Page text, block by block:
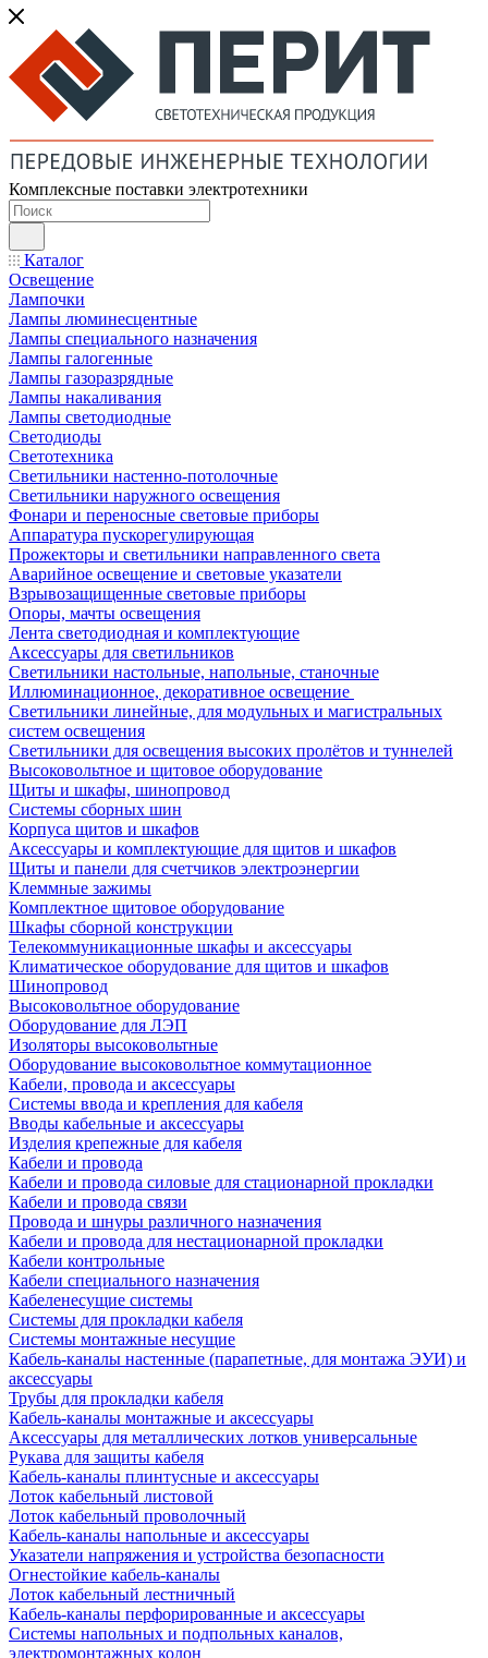
Комплексные поставки электротехники
Каталог
Освещение
Лампочки
Лампы люминесцентные
Лампы специального назначения
Лампы галогенные
Лампы газоразрядные
Лампы накаливания
Лампы светодиодные
Светодиоды
Светотехника
Светильники настенно-потолочные
Светильники наружного освещения
Фонари и переносные световые приборы
Аппаратура пускорегулирующая
Прожекторы и светильники направленного света
Аварийное освещение и световые указатели
Взрывозащищенные световые приборы
Опоры, мачты освещения
Лента светодиодная и комплектующие
Аксессуары для светильников
Светильники настольные, напольные, станочные
Иллюминационное, декоративное освещение
Светильники линейные, для модульных и магистральных
систем освещения
Светильники для освещения высоких пролётов и туннелей
Высоковольтное и щитовое оборудование
Щиты и шкафы, шинопровод
Системы сборных шин
Корпуса щитов и шкафов
Аксессуары и комплектующие для щитов и шкафов
Щиты и панели для счетчиков электроэнергии
Клеммные зажимы
Комплектное щитовое оборудование
Шкафы сборной конструкции
Телекоммуникационные шкафы и аксессуары
Климатическое оборудование для щитов и шкафов
Шинопровод
Высоковольтное оборудование
Оборудование для ЛЭП
Изоляторы высоковольтные
Оборудование высоковольтное коммутационное
Кабели, провода и аксессуары
Системы ввода и крепления для кабеля
Вводы кабельные и аксессуары
Изделия крепежные для кабеля
Кабели и провода
Кабели и провода силовые для стационарной прокладки
Кабели и провода связи
Провода и шнуры различного назначения
Кабели и провода для нестационарной прокладки
Кабели контрольные
Кабели специального назначения
Кабеленесущие системы
Системы для прокладки кабеля
Системы монтажные несущие
Кабель-каналы настенные (парапетные, для монтажа ЭУИ) и
аксессуары
Трубы для прокладки кабеля
Кабель-каналы монтажные и аксессуары
Аксессуары для металлических лотков универсальные
Рукава для защиты кабеля
Кабель-каналы плинтусные и аксессуары
Лоток кабельный листовой
Лоток кабельный проволочный
Кабель-каналы напольные и аксессуары
Указатели напряжения и устройства безопасности
Огнестойкие кабель-каналы
Лоток кабельный лестничный
Кабель-каналы перфорированные и аксессуары
Системы напольных и подпольных каналов,
электромонтажных колон